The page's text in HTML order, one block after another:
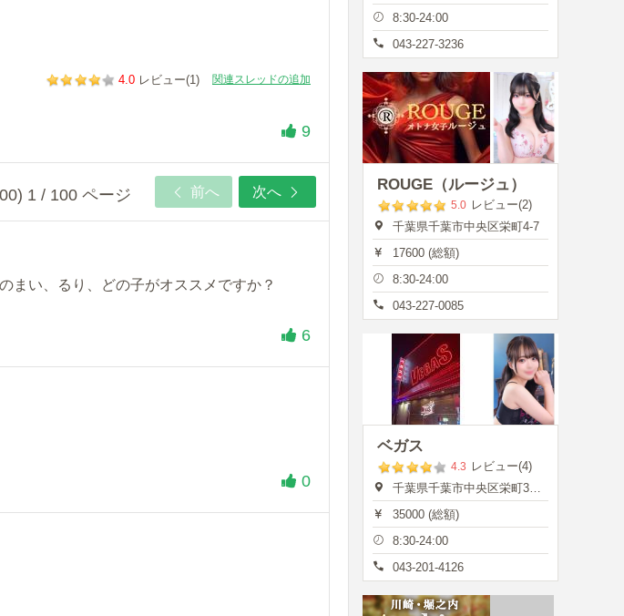
関連スレッドの追加
4.0 レビュー(1)
9
1 / 100 ページ 前へ 次へ
まい、るり、どの子がオススメですか？
6
0
8:30-24:00
043-227-3236
ROUGE（ルージュ）
5.0 レビュー(2)
千葉県千葉市中央区栄町4-7
17600 (総額)
8:30-24:00
043-227-0085
ベガス
4.3 レビュー(4)
千葉県千葉市中央区栄町35-7
35000 (総額)
8:30-24:00
043-201-4126